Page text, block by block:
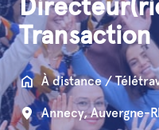
Transaction
À distance /
Annecy, Auvergne-